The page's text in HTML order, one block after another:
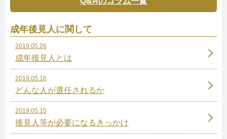
成年後見人に関して
2019.05.26
成年後見人とは
2019.05.16
どんな人が選任されるか
2019.05.15
後見人等が必要になるきっかけ